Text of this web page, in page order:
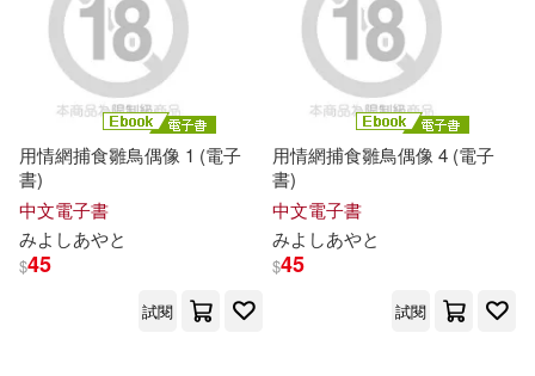
用情網捕食雛鳥偶像 1 (電子
書)
中文電子書
みよ しあやと
$45
試閱
用情網捕食雛鳥偶像 4 (電子
書)
中文電子書
みよ しあやと
$45
試閱